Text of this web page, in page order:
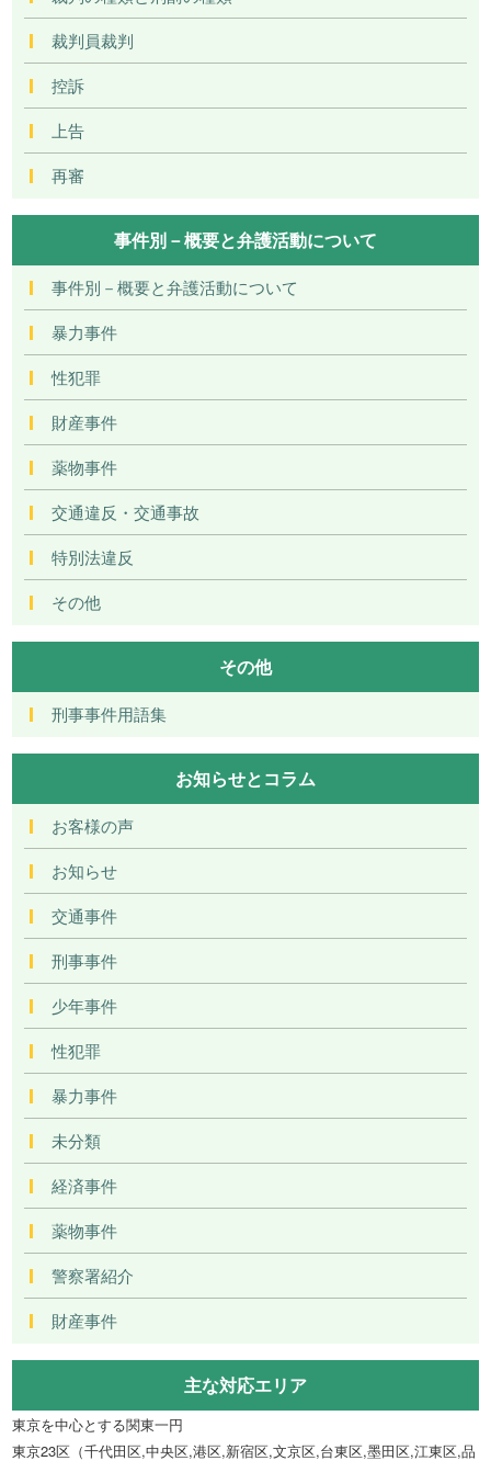
裁判員裁判
控訴
上告
再審
事件別－概要と弁護活動について
事件別－概要と弁護活動について
暴力事件
性犯罪
財産事件
薬物事件
交通違反・交通事故
特別法違反
その他
その他
刑事事件用語集
お知らせとコラム
お客様の声
お知らせ
交通事件
刑事事件
少年事件
性犯罪
暴力事件
未分類
経済事件
薬物事件
警察署紹介
財産事件
主な対応エリア
東京を中心とする関東一円
東京23区（千代田区,中央区,港区,新宿区,文京区,台東区,墨田区,江東区,品